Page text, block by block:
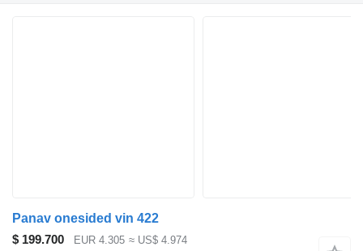
Panav onesided vin 422
$ 199.700
EUR 4.305 ≈ US$ 4.974